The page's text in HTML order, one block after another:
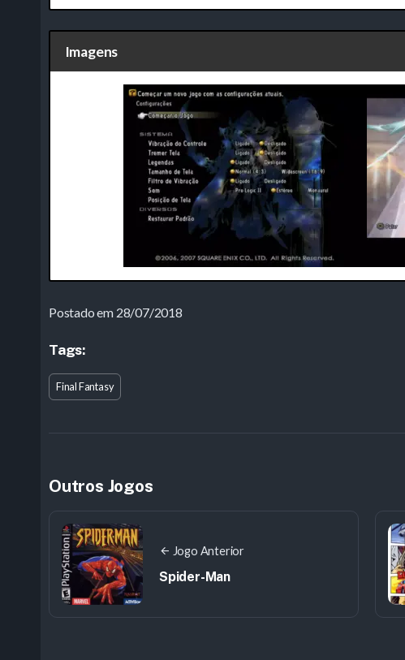
Imagens
Postado em 28/07/2018
Tags:
Final Fantasy
Outros Jogos
Jogo Anterior
Spider-Man